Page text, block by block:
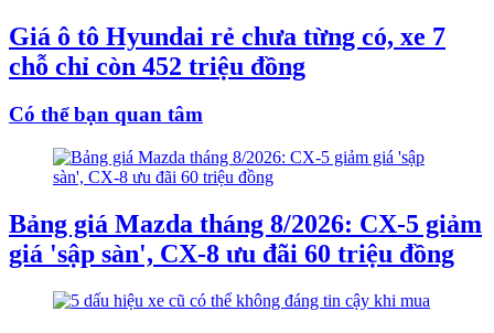
Giá ô tô Hyundai rẻ chưa từng có, xe 7
chỗ chỉ còn 452 triệu đồng
Có thể bạn quan tâm
Bảng giá Mazda tháng 8/2026: CX-5 giảm
giá 'sập sàn', CX-8 ưu đãi 60 triệu đồng